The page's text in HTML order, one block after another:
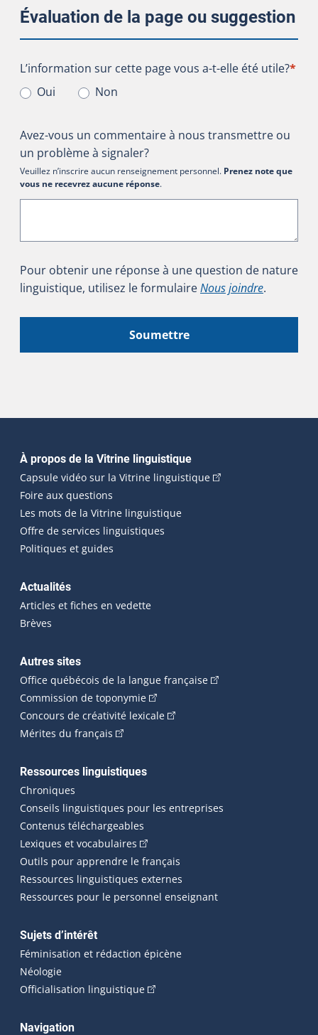
Évaluation de la page ou suggestion
L’information sur cette page vous a-t-elle été utile?
L’information sur cette page vous a-t-elle été utile?*
Oui
Non
Avez-vous un commentaire à nous transmettre ou
un problème à signaler?
Veuillez n’inscrire aucun renseignement personnel. Prenez note que
vous ne recevrez aucune réponse.
Pour obtenir une réponse à une question de nature
linguistique, utilisez le formulaireNous joindre.
Soumettre
Navigation principale
À propos de la Vitrine linguistique
Capsule vidéo sur la Vitrine linguistique(Cet hyperlien
Foire aux questions
Les mots de la Vitrine linguistique
Offre de services linguistiques
Politiques et guides
Actualités
Articles et fiches en vedette
Brèves
Autres sites
Office québécois de la langue française(Cet hyperlien
Commission de toponymie(Cet hyperlien externe s'ouvrira
Concours de créativité lexicale(Cet hyperlien externe
Mérites du français (Cet hyperlien externe s'ouvrira dans une
Ressources linguistiques
Chroniques
Conseils linguistiques pour les entreprises
Contenus téléchargeables
Lexiques et vocabulaires (Cet hyperlien externe s'ouvrira
Outils pour apprendre le français
Ressources linguistiques externes
Ressources pour le personnel enseignant
Sujets d’intérêt
Féminisation et rédaction épicène
Néologie
Officialisation linguistique(Cet hyperlien externe s'ouvrira
Navigation